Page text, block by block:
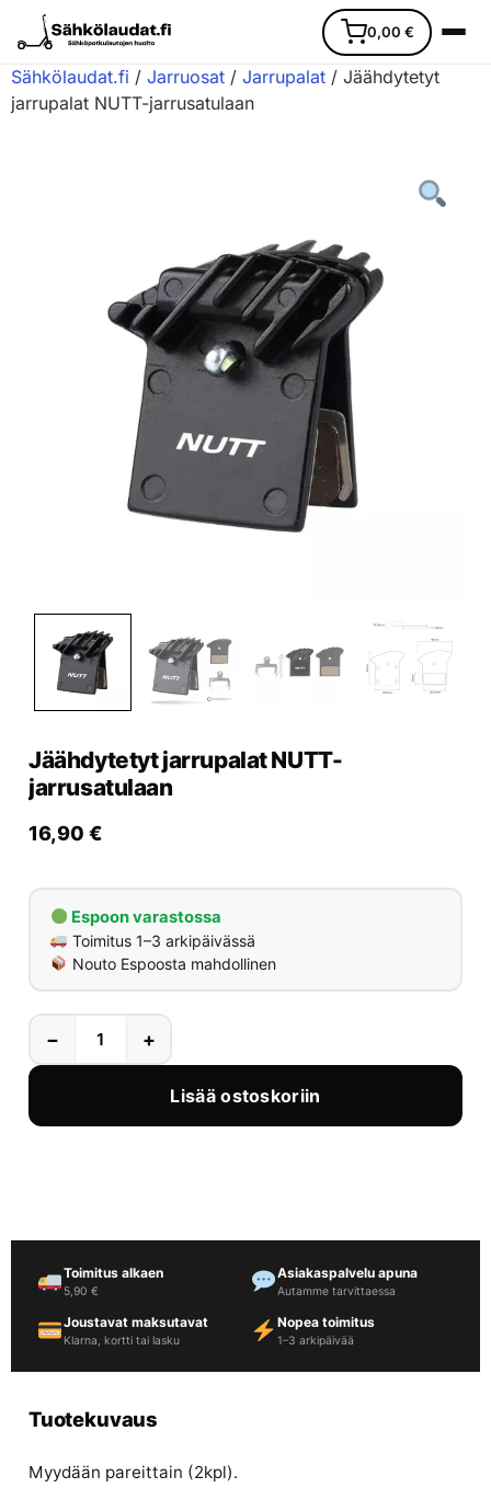
0,00 €
Varaa huolto
Sähkölaudat.fi / Jarruosat / Jarrupalat / Jäähdytetyt
jarrupalat NUTT-jarrusatulaan
Jäähdytetyt jarrupalat NUTT-
jarrusatulaan
16,90 €
Espoon varastossa
Toimitus 1–3 arkipäivässä
Nouto Espoosta mahdollinen
− +
Lisää ostoskoriin
Toimitus alkaen
5,90 €
Asiakaspalvelu apuna
Autamme tarvittaessa
Joustavat maksutavat
Klarna, kortti tai lasku
Nopea toimitus
1–3 arkipäivää
Tuotekuvaus
Myydään pareittain (2kpl).